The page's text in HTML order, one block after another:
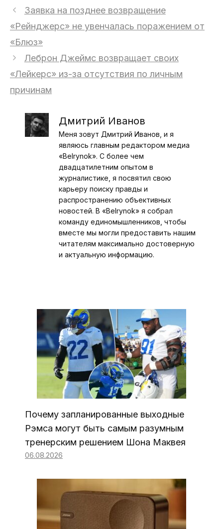
Заявка на позднее возвращение
«Рейнджерс» не увенчалась поражением от
«Блюз»
Леброн Джеймс возвращает своих
«Лейкерс» из-за отсутствия по личным
причинам
Дмитрий Иванов
Меня зовут Дмитрий Иванов, и я
являюсь главным редактором медиа
«Belrynok». С более чем
двадцатилетним опытом в
журналистике, я посвятил свою
карьеру поиску правды и
распространению объективных
новостей. В «Belrynok» я собрал
команду единомышленников, чтобы
вместе мы могли предоставить нашим
читателям максимально достоверную
и актуальную информацию.
Почему запланированные выходные
Рэмса могут быть самым разумным
тренерским решением Шона Маквея
06.08.2026